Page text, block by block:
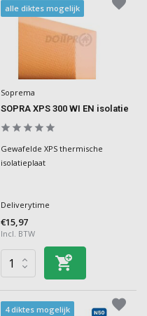
alle diktes mogelijk
Soprema
SOPRA XPS 300 WI EN isolatie
Gewafelde XPS thermische
isolatieplaat
Deliverytime
€15,97
Incl. BTW
4 diktes mogelijk